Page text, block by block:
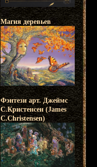
Магия деревьев
Фэнтези арт. Джеймс
С.Кристенсен (James
C.Christensen)